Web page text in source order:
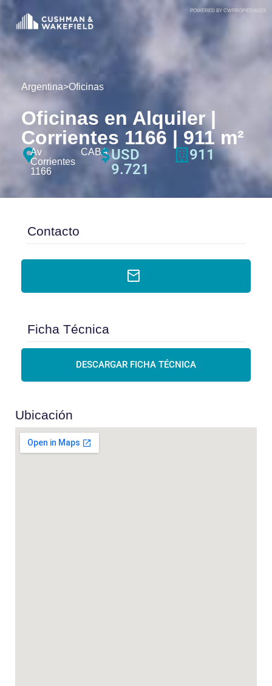
POWERED BY CWPROPIEDADES
Argentina>Oficinas
Oficinas en Alquiler |
Corrientes 1166 | 911 m²
Av
Corrientes
1166
CABA USD
9.721
911
Contacto
Ficha Técnica
DESCARGAR FICHA TÉCNICA
Ubicación